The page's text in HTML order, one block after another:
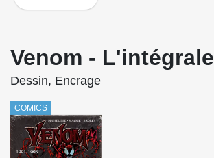
Venom - L'intégrale
Dessin, Encrage
COMICS